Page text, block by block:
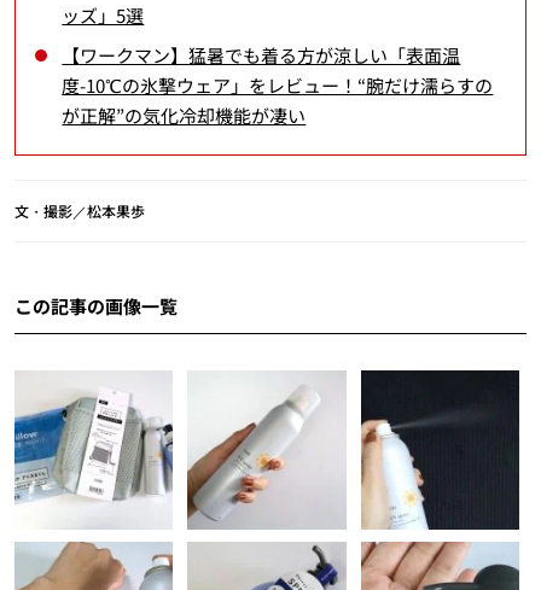
ッズ」5選
【ワークマン】猛暑でも着る方が涼しい「表面温
度-10℃の氷撃ウェア」をレビュー！“腕だけ濡らすの
が正解”の気化冷却機能が凄い
文・撮影／松本果歩
この記事の画像一覧